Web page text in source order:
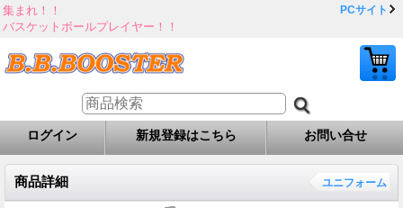
集まれ！！
バスケットボールプレイヤー！！
PCサイト
ログイン 新規登録はこちら お問い合せ
商品詳細 ユニフォーム